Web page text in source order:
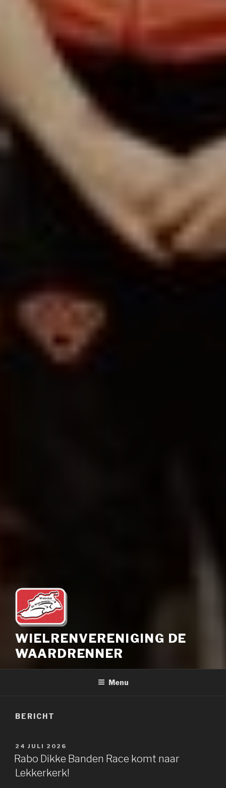
WIELRENVERENIGING DE
WAARDRENNER
Menu
BERICHT
GEPLAATST
OP
24 JULI 2026
Rabo Dikke Banden Race komt naar
Lekkerkerk!